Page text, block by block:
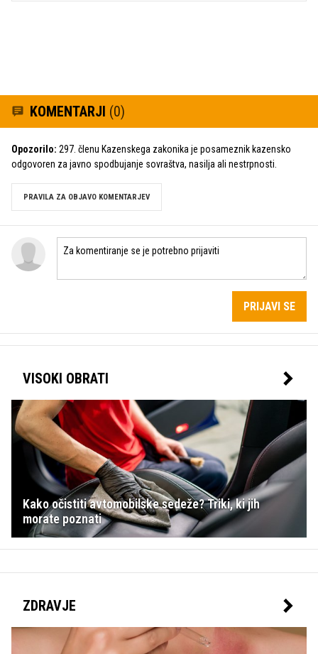
KOMENTARJI (0)
Opozorilo: 297. členu Kazenskega zakonika je posameznik kazensko
odgovoren za javno spodbujanje sovraštva, nasilja ali nestrpnosti.
PRAVILA ZA OBJAVO KOMENTARJEV
PRIJAVI SE
VISOKI OBRATI
Kako očistiti avtomobilske sedeže? Triki, ki jih
morate poznati
ZDRAVJE